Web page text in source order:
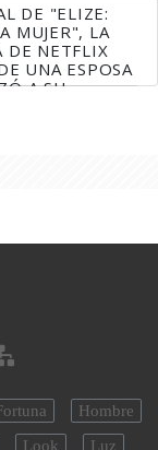
DE "ELIZE:
MUJER", LA
DE NETFLIX
UNA ESPOSA
A SU
Hombre
Look Luz